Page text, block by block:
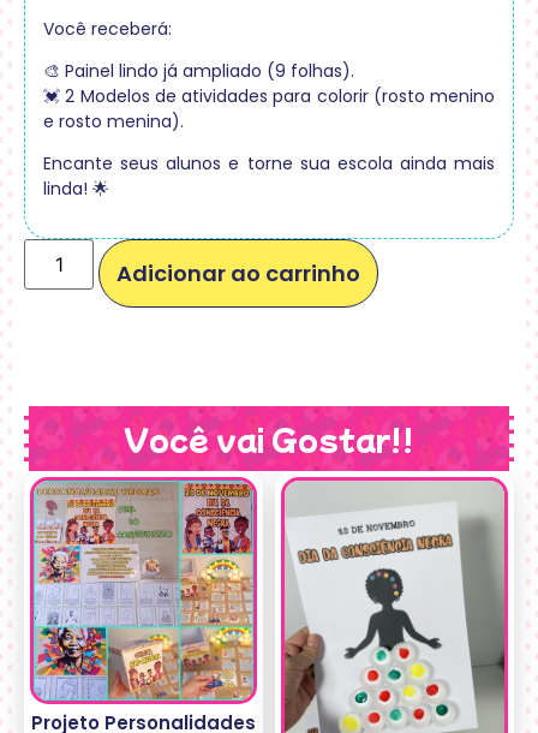
Você receberá:
🎨 Painel lindo já ampliado (9 folhas).
💓 2 Modelos de atividades para colorir (rosto menino
e rosto menina).
Encante seus alunos e torne sua escola ainda mais
linda! 🌟
Adicionar ao carrinho
Você vai Gostar!!
Projeto Personalidades